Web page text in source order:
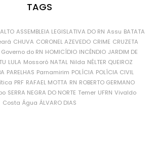
TAGS
ASSEMBLEIA LEGISLATIVA DO RN Assu BATATA
CHUVA CORONEL AZEVEDO CRIME CRUZETA
Governo do RN HOMICÍDIO INCÊNDIO JARDIM DE
LULA Mossoró NATAL Nilda NÉLTER QUEIROZ
PARELHAS Parnamirim POLÍCIA POLÍCIA CIVIL
PRF RAFAEL MOTTA RN ROBERTO GERMANO
SERRA NEGRA DO NORTE Temer UFRN Vivaldo
Costa Água ÁLVARO DIAS